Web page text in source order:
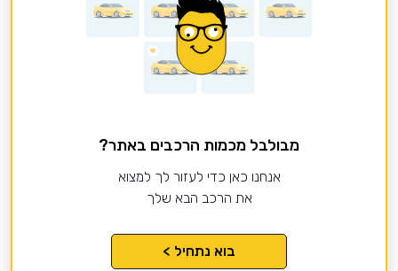
מבולבל מכמות הרכבים באתר?
אנחנו כאן כדי לעזור לך למצוא
את הרכב הבא שלך
בוא נתחיל >